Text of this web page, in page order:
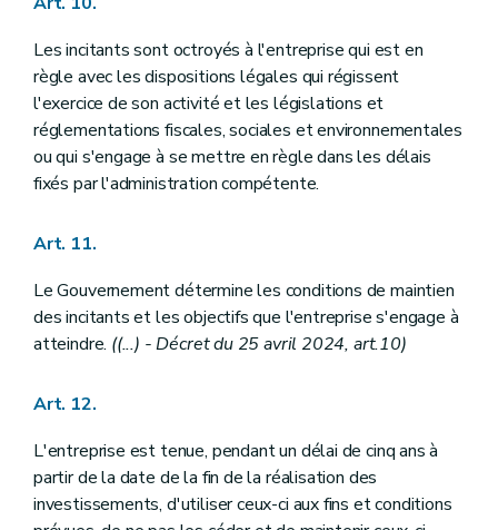
Les incitants sont octroyés à l'entreprise qui est en
règle avec les dispositions légales qui régissent
l'exercice de son activité et les législations et
réglementations fiscales, sociales et environnementales
ou qui s'engage à se mettre en règle dans les délais
fixés par l'administration compétente.
Art. 11.
Le Gouvernement détermine les conditions de maintien
des incitants et les objectifs que l'entreprise s'engage à
atteindre. ((...) - Décret du 25 avril 2024, art.10)
Art. 12.
L'entreprise est tenue, pendant un délai de cinq ans à
partir de la date de la fin de la réalisation des
investissements, d'utiliser ceux-ci aux fins et conditions